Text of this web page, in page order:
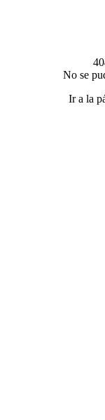
No se
Ir a la